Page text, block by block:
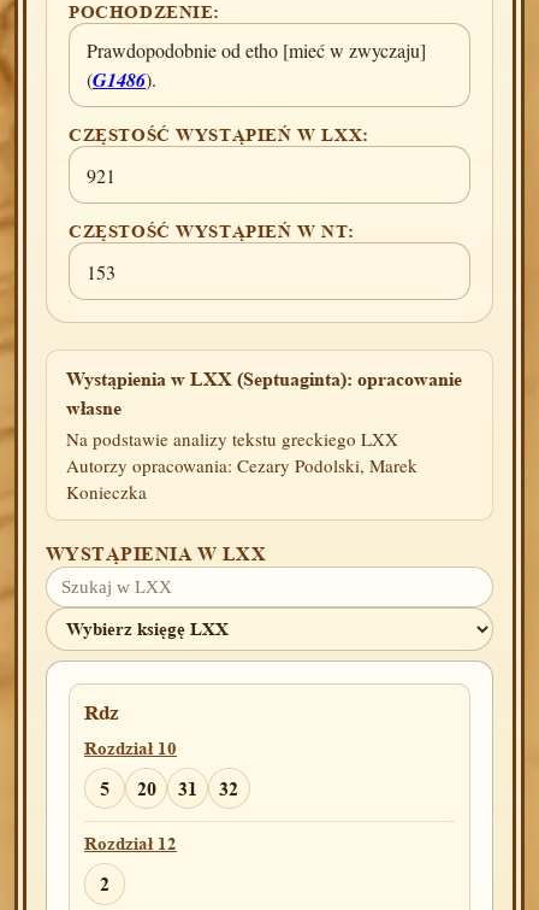
POCHODZENIE:
Prawdopodobnie od etho [mieć w zwyczaju]
(G1486).
CZĘSTOŚĆ WYSTĄPIEŃ W LXX:
921
CZĘSTOŚĆ WYSTĄPIEŃ W NT:
153
Wystąpienia w LXX (Septuaginta): opracowanie
własne
Na podstawie analizy tekstu greckiego LXX
Autorzy opracowania: Cezary Podolski, Marek
Konieczka
WYSTĄPIENIA W LXX
Rdz
Rozdział 10
5 20 31 32
Rozdział 12
2